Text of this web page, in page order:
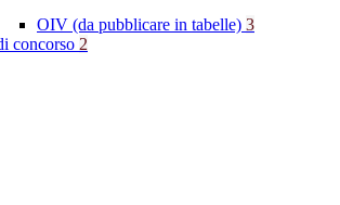
OIV (da pubblicare in tabelle) 3
concorso 2